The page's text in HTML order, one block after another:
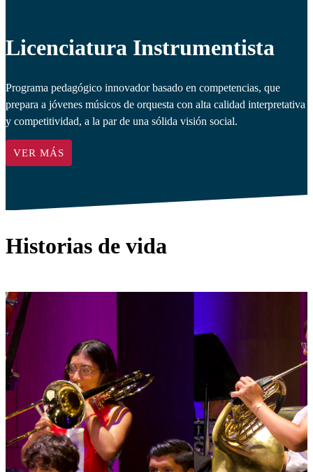
Licenciatura Instrumentista
Programa pedagógico innovador basado en competencias, que
prepara a jóvenes músicos de orquesta con alta calidad interpretativa
y competitividad, a la par de una sólida visión social.
VER MÁS
Historias de vida